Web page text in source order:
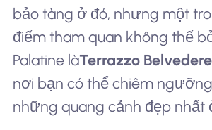
bảo tàng ở đó, nhưng một
điểm tham quan không thể
Palatine làTerrazzo
nơi bạn có thể chiêm
những quang cảnh đẹp nhất